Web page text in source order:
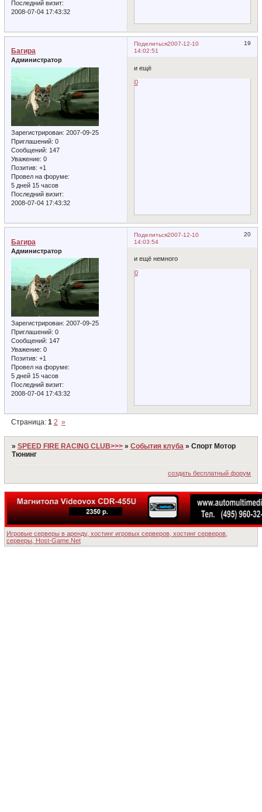
Последний визит:
2008-07-04 17:43:32
Поделиться 19
2007-12-10
14:02:51
Багира
Администратор
Зарегистрирован: 2007-09-25
Приглашений: 0
Сообщений: 147
Уважение: 0
Позитив: +1
Провел на форуме:
5 дней 15 часов
Последний визит:
2008-07-04 17:43:32
и ещё
0
Поделиться 20
2007-12-10
14:03:54
Багира
Администратор
Зарегистрирован: 2007-09-25
Приглашений: 0
Сообщений: 147
Уважение: 0
Позитив: +1
Провел на форуме:
5 дней 15 часов
Последний визит:
2008-07-04 17:43:32
и ещё немного
0
Страница: 1 2 »
» SPEED FIRE RACING CLUB>>> » События клуба » Спорт Мотор
Тюнинг
создать бесплатный форум
Игровые серверы в аренду, хостинг игровых серверов, хостинг серверов,
серверы, Host-Game.Net